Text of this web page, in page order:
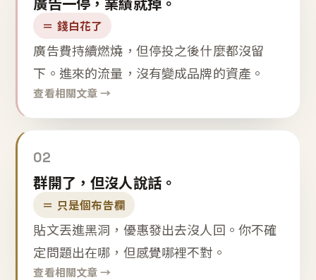
＝ 錢白花了
廣告費持續燃燒，但停投之後什麼都沒留
下。進來的流量，沒有變成品牌的資產。
查看相關文章 →
02
群開了，但沒人說話。
＝ 只是個布告欄
貼文丟進黑洞，優惠發出去沒人回。你不確
定問題出在哪，但感覺哪裡不對。
查看相關文章 →